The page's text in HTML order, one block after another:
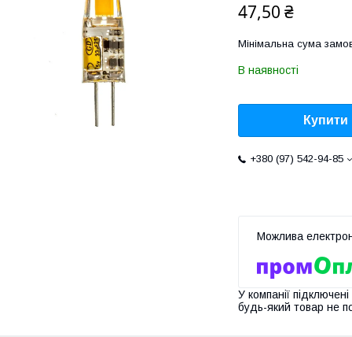
47,50 ₴
Мінімальна сума
В наявності
Купити
+380 (97) 542-94-85
У компанії
будь-який товар не